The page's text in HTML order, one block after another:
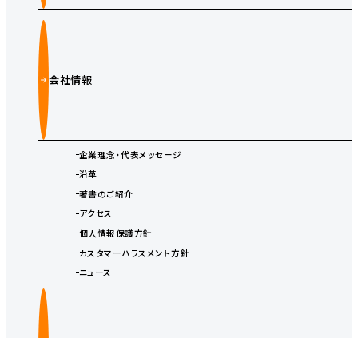
会社情報
企業理念・代表メッセージ
沿革
著書のご紹介
アクセス
個人情報保護方針
カスタマーハラスメント方針
ニュース